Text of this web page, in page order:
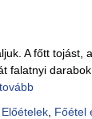
A főtt tojást,
falatnyi
tovább
Előételek, Főétel